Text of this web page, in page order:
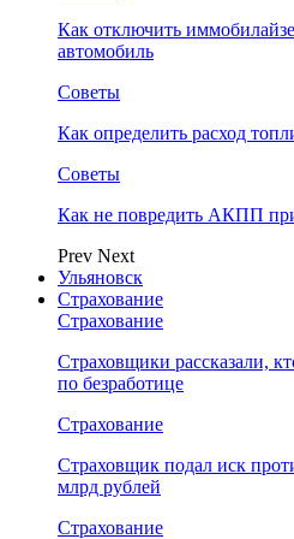
Как отключить
автомобиль
Советы
Как определить расход
Советы
Как не повредить АКПП
Prev Next
Ульяновск
Страхование
Страхование
Страховщики рассказали,
по безработице
Страхование
Страховщик подал иск
млрд рублей
Страхование